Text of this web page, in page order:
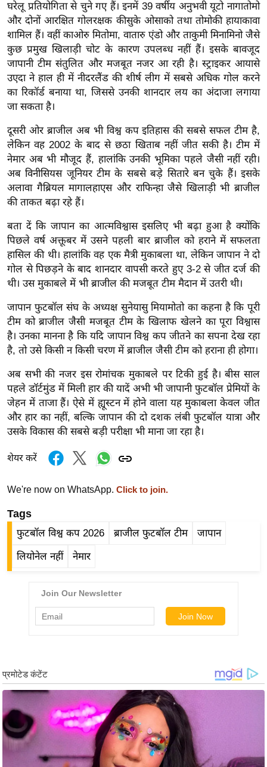
ज
ब्री
फ
म
नो
रं
ज
ज
ग
त
बॉ
ली
ड
हॉ
ली
वु
फि
ल्म
स
क्षा
B
r
e
k
n
N
e
w
टे
क्नॉ
लॉ
जी
ब्यू
घरेलू प्रतियोगिता से चुने गए हैं। इनमें 39 वर्षीय अनुभवी यूटो नागातोमो
और दोनों आरक्षित गोलरक्षक कीसुके ओसाको तथा तोमोकी हायाकावा
शामिल हैं। वहीं काओरु मितोमा, वातारु एंडो और ताकुमी मिनामिनो जैसे
कुछ प्रमुख खिलाड़ी चोट के कारण उपलब्ध नहीं हैं। इसके बावजूद
जापानी टीम संतुलित और मजबूत नजर आ रही है। स्ट्राइकर आयासे
उएदा ने हाल ही में नीदरलैंड की शीर्ष लीग में सबसे अधिक गोल करने
का रिकॉर्ड बनाया था, जिससे उनकी शानदार लय का अंदाजा लगाया
जा सकता है।
दूसरी ओर ब्राजील अब भी विश्व कप इतिहास की सबसे सफल टीम है,
लेकिन वह 2002 के बाद से छठा खिताब नहीं जीत सकी है। टीम में
नेमार अब भी मौजूद हैं, हालांकि उनकी भूमिका पहले जैसी नहीं रही।
अब विनीसियस जूनियर टीम के सबसे बड़े सितारे बन चुके हैं। इसके
अलावा गैब्रियल मागालहाएस और राफिन्हा जैसे खिलाड़ी भी ब्राजील
की ताकत बढ़ा रहे हैं।
बता दें कि जापान का आत्मविश्वास इसलिए भी बढ़ा हुआ है क्योंकि
पिछले वर्ष अक्तूबर में उसने पहली बार ब्राजील को हराने में सफलता
हासिल की थी। हालांकि वह एक मैत्री मुकाबला था, लेकिन जापान ने दो
गोल से पिछड़ने के बाद शानदार वापसी करते हुए 3-2 से जीत दर्ज की
थी। उस मुकाबले में भी ब्राजील की मजबूत टीम मैदान में उतरी थी।
जापान फुटबॉल संघ के अध्यक्ष सुनेयासु मियामोतो का कहना है कि पूरी
टीम को ब्राजील जैसी मजबूत टीम के खिलाफ खेलने का पूरा विश्वास
है। उनका मानना है कि यदि जापान विश्व कप जीतने का सपना देख रहा
है, तो उसे किसी न किसी चरण में ब्राजील जैसी टीम को हराना ही होगा।
अब सभी की नजर इस रोमांचक मुकाबले पर टिकी हुई है। बीस साल
पहले डॉर्टमुंड में मिली हार की यादें अभी भी जापानी फुटबॉल प्रेमियों के
जेहन में ताजा हैं। ऐसे में ह्यूस्टन में होने वाला यह मुकाबला केवल जीत
और हार का नहीं, बल्कि जापान की दो दशक लंबी फुटबॉल यात्रा और
उसके विकास की सबसे बड़ी परीक्षा भी माना जा रहा है।
शेयर करें
We're now on WhatsApp. Click to join.
Tags
फुटबॉल विश्व कप 2026 ब्राजील फुटबॉल टीम जापान
लियोनेल नहीं नेमार